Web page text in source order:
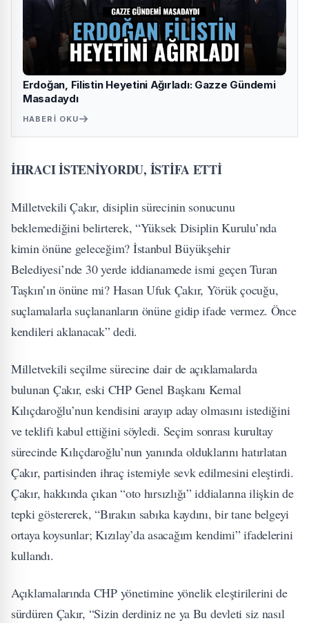
Erdoğan, Filistin Heyetini Ağırladı: Gazze Gündemi
Masadaydı
HABERI OKU
İHRACI İSTENİYORDU, İSTİFA ETTİ
Milletvekili Çakır, disiplin sürecinin sonucunu
beklemediğini belirterek, “Yüksek Disiplin Kurulu’nda
kimin önüne geleceğim? İstanbul Büyükşehir
Belediyesi’nde 30 yerde iddianamede ismi geçen Turan
Taşkın’ın önüne mi? Hasan Ufuk Çakır, Yörük çocuğu,
suçlamalarla suçlananların önüne gidip ifade vermez. Önce
kendileri aklanacak” dedi.
Milletvekili seçilme sürecine dair de açıklamalarda
bulunan Çakır, eski CHP Genel Başkanı Kemal
Kılıçdaroğlu’nun kendisini arayıp aday olmasını istediğini
ve teklifi kabul ettiğini söyledi. Seçim sonrası kurultay
sürecinde Kılıçdaroğlu’nun yanında olduklarını hatırlatan
Çakır, partisinden ihraç istemiyle sevk edilmesini eleştirdi.
Çakır, hakkında çıkan “oto hırsızlığı” iddialarına ilişkin de
tepki göstererek, “Bırakın sabıka kaydını, bir tane belgeyi
ortaya koysunlar; Kızılay’da asacağım kendimi” ifadelerini
kullandı.
Açıklamalarında CHP yönetimine yönelik eleştirilerini de
sürdüren Çakır, “Sizin derdiniz ne ya Bu devleti siz nasıl